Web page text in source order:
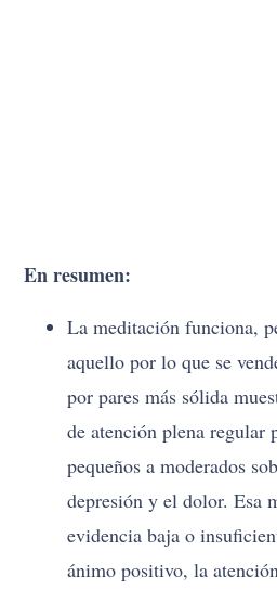
En resumen:
La meditación funciona,
aquello por lo que se
por pares más sólida
de atención plena regular
pequeños a moderados
depresión y el dolor. Esa
evidencia baja o
ánimo positivo, la